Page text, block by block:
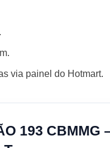
via painel do Hotmart.
193 CBMMG